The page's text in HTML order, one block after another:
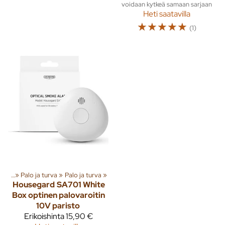
voidaan kytkeä samaan sarjaan
Heti saatavilla
☆☆☆☆☆ (1)
‪» Palo ja turva ‪» Palo ja turva ‪»
HousegardSA701 White
Box optinen palovaroitin
10V paristo
Erikoishinta15,90 €